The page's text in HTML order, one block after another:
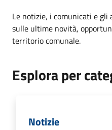
Le notizie, i comunicati e
sulle ultime novità,
territorio comunale.
Esplora per
Notizie